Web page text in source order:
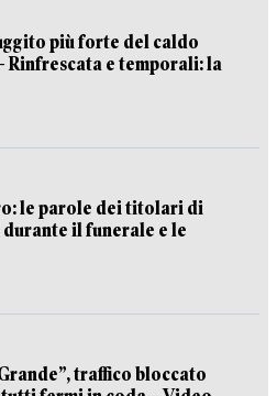
più forte del caldo
Rinfrescata e temporali: la
le parole dei titolari di
il funerale e le
traffico bloccato